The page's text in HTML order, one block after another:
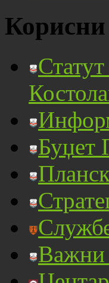
Буџет
Важни